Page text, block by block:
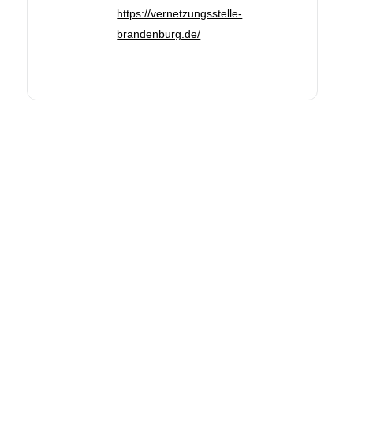
https://vernetzungsstelle-
brandenburg.de/